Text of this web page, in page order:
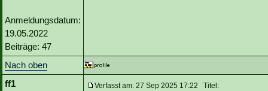
Anmeldungsdatum:
19.05.2022
Beiträge: 47
Nach oben
ff1
Verfasst am: 27 Sep 2025 17:22 Titel: